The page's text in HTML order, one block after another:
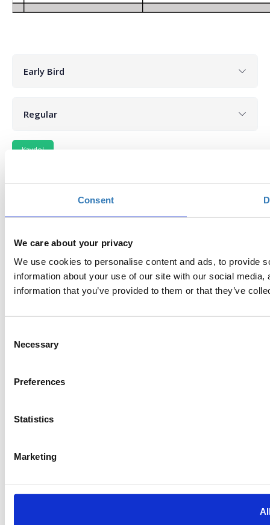
Consent
We care about your privacy
We use cookies to personalise content and ads, to provide
information about your use of our site with our social
information that you’ve provided to them or that they’ve
Selection
Necessary
Preferences
Statistics
Marketing
Early Bird
Regular
Powered byeventora
Cookies Settings